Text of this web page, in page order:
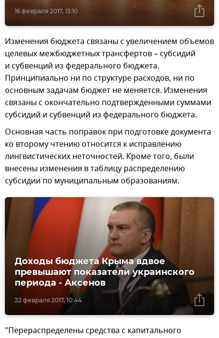
16 февраля 2017, 13:10
Изменения бюджета связаны с увеличением объемов
целевых межбюджетных трансфертов – субсидий
и субвенций из федерального бюджета.
Принципиально ни по структуре расходов, ни по
основным задачам бюджет не меняется. Изменения
связаны с окончательно подтвержденными суммами
субсидий и субвенций из федерального бюджета.
Основная часть поправок при подготовке документа
ко второму чтению относится к исправлению
лингвистических неточностей. Кроме того, были
внесены изменения в таблицу распределению
субсидии по муниципальным образованиям.
22 февраля 2017, 10:44
Доходы бюджета Крыма вдвое
превышают показатели украинского
периода - Аксенов
"Перераспределены средства с капитального